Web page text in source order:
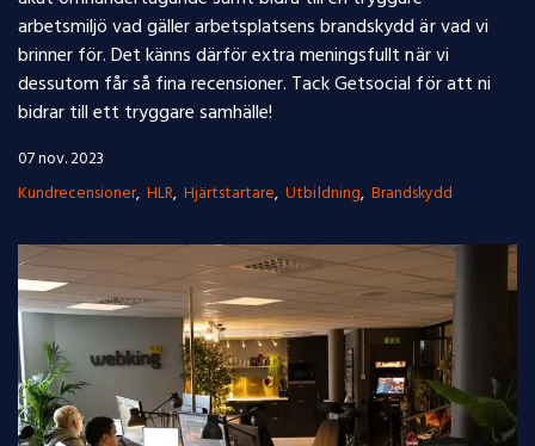
arbetsmiljö vad gäller arbetsplatsens brandskydd är vad vi
brinner för. Det känns därför extra meningsfullt när vi
dessutom får så fina recensioner. Tack Getsocial för att ni
bidrar till ett tryggare samhälle!
07 nov. 2023
Kundrecensioner HLR Hjärtstartare Utbildning Brandskydd